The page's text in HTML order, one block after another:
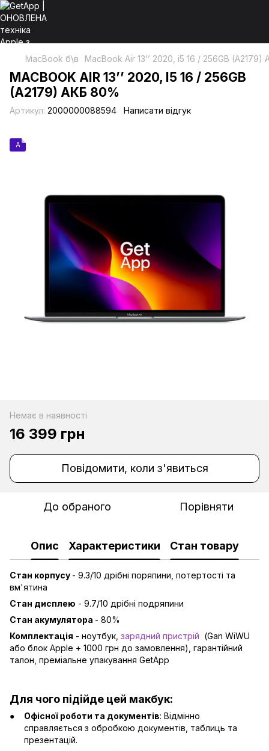
MacBook б\в MacBook Air 13’’ 2020, i5 16 / 256GB (A2179)
MACBOOK AIR 13’’ 2020, I5 16 / 256GB
(A2179) АКБ 80%
Артикул: 2000000088594 Написати відгук
A
Немає в наявності
16 399 грн
Повідомити, коли з'явиться
До обраного Порівняти
Опис Характеристики Стан товару
Стан корпусу - 9.3/10 дрібні поряпини, потертості та
вм'ятина
Стан дисплею - 9.7/10 дрібні подряпини
Стан акумулятора - 80%
Комплектація - ноутбук, зарядний пристрій (Gan WiWU
або блок Apple + 1000 грн до замовлення), гарантійний
талон, преміальне упакування GetApp
Для чого підійде цей макбук:
Офісної роботи та документів: Відмінно
справляється з обробкою документів, таблиць та
презентацій.